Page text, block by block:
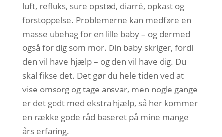
luft, refluks, sure opstød, diarré, opkast og
forstoppelse. Problemerne kan medføre en
masse ubehag for en lille baby – og dermed
også for dig som mor. Din baby skriger, fordi
den vil have hjælp – og den vil have dig. Du
skal fikse det. Det gør du hele tiden ved at
vise omsorg og tage ansvar, men nogle gange
er det godt med ekstra hjælp, så her kommer
en række gode råd baseret på mine mange
års erfaring.